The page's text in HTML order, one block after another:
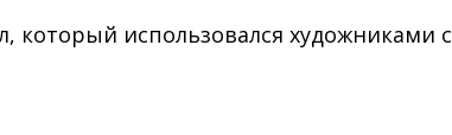
использовался художниками с